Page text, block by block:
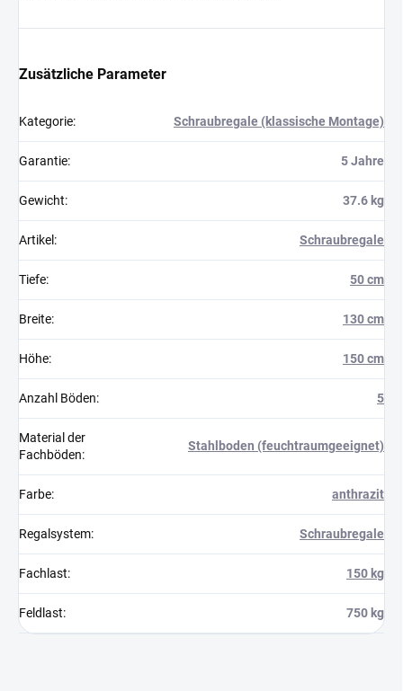
Zusätzliche Parameter
Kategorie: Schraubregale (klassische Montage)
Garantie: 5 Jahre
Gewicht: 37.6 kg
Artikel : Schraubregale
Tiefe: 50 cm
Breite: 130 cm
Höhe: 150 cm
Anzahl Böden: 5
Material der
Fachböden:
Stahlboden (feuchtraumgeeignet)
Farbe: anthrazit
Regalsystem: Schraubregale
Fachlast: 150 kg
Feldlast: 750 kg